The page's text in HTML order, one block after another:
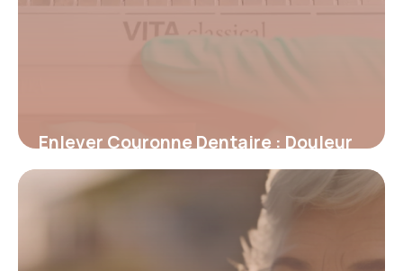
Enlever Couronne Dentaire : Douleur
et Conseils